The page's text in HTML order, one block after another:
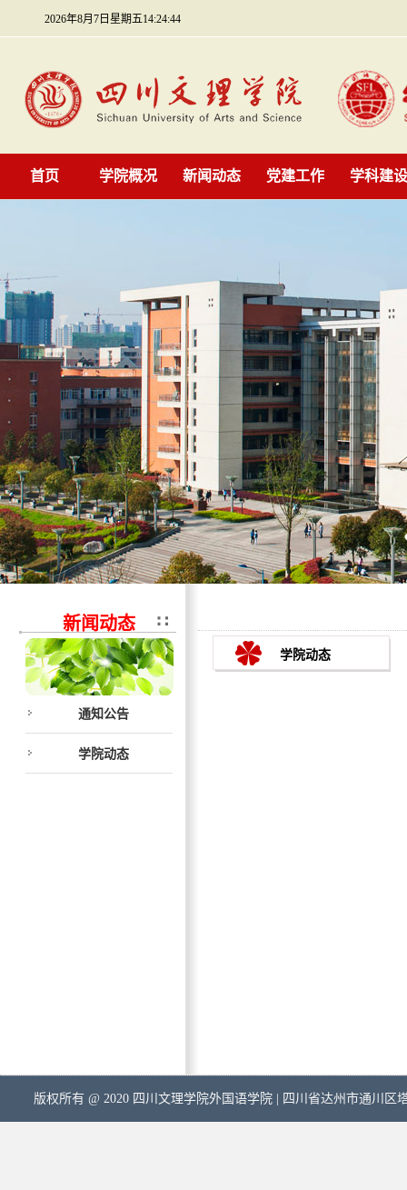
2026年8月7日星期五14:24:44
首页 学院概况 新闻动态 党建工作 学科建设
新闻动态
通知公告
学院动态
学院动态
版权所有 @ 2020 四川文理学院外国语学院 | 四川省达州市通川区